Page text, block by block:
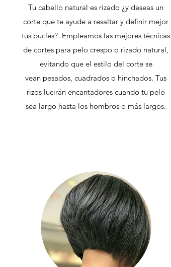
Tu cabello natural es rizado ¿y deseas un
corte que te ayude a resaltar y definir mejor
tus bucles?. Empleamos las mejores técnicas
de cortes para pelo crespo o rizado natural,
evitando que el estilo del corte se
vean pesados, cuadrados o hinchados. Tus
rizos lucirán encantadores cuando tu pelo
sea largo hasta los hombros o más largos.